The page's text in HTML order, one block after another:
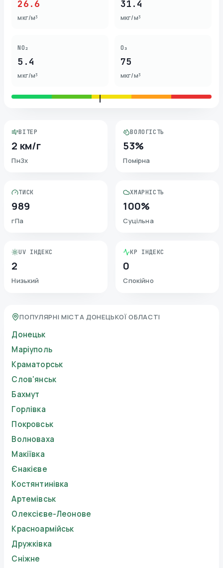
26.6
мкг/м³
31.4
мкг/м³
NO₂
5.4
мкг/м³
O₃
75
мкг/м³
ВІТЕР
2 км/г
ПнЗх
ВОЛОГІСТЬ
53%
Помірна
ТИСК
989
гПа
ХМАРНІСТЬ
100%
Суцільна
UV ІНДЕКС
2
Низький
KP ІНДЕКС
0
Спокійно
ПОПУЛЯРНІ МІСТА ДОНЕЦЬКОЇ ОБЛАСТІ
Донецьк
Маріуполь
Краматорськ
Слов'янськ
Бахмут
Горлівка
Покровськ
Волноваха
Макіївка
Єнакієве
Костянтинівка
Артемівськ
Олексієве-Леонове
Красноармійськ
Дружківка
Сніжне